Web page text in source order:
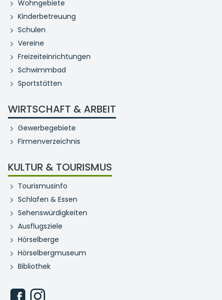
Wohngebiete
Kinderbetreuung
Schulen
Vereine
Freizeiteinrichtungen
Schwimmbad
Sportstätten
WIRTSCHAFT & ARBEIT
Gewerbegebiete
Firmenverzeichnis
KULTUR & TOURISMUS
Tourismusinfo
Schlafen & Essen
Sehenswürdigkeiten
Ausflugsziele
Hörselberge
Hörselbergmuseum
Bibliothek